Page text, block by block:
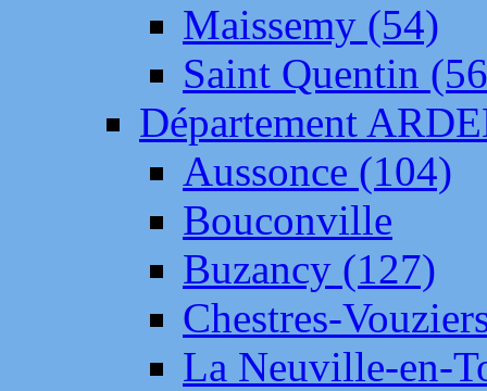
Maissemy (54)
Saint Quentin
Département
Aussonce (104)
Bouconville
Buzancy (127)
Chestres-
La Neuville-en-